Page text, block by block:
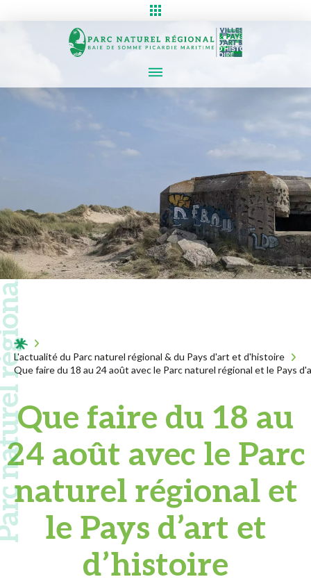
régional
Acceuil
L'actualité du Parc naturel régional & du Pays d'art et d'histoire
Que faire du 18 au 24 août avec le Parc naturel régional et le Pays
Que faire du 18 au
24 août avec le Parc
naturel régional et
le Pays d’art et
d’histoire